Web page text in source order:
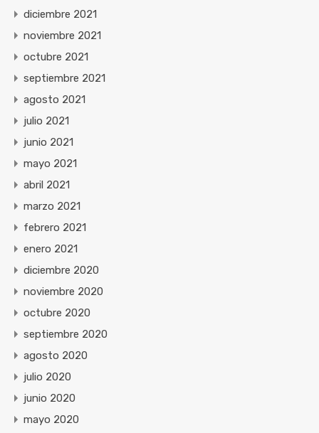
diciembre 2021
noviembre 2021
octubre 2021
septiembre 2021
agosto 2021
julio 2021
junio 2021
mayo 2021
abril 2021
marzo 2021
febrero 2021
enero 2021
diciembre 2020
noviembre 2020
octubre 2020
septiembre 2020
agosto 2020
julio 2020
junio 2020
mayo 2020